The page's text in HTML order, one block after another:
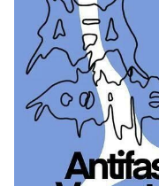
diese Hetze am